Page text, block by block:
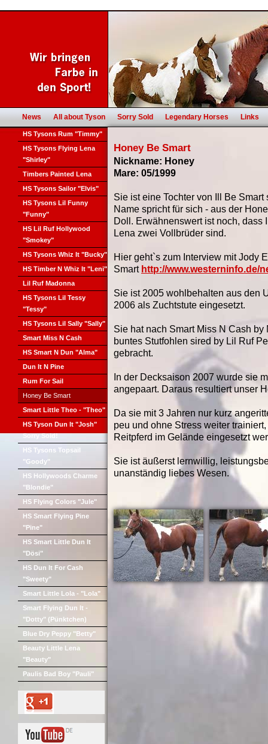
News All about Tyson Sorry Sold Legendary Horses Links
HS Tysons Rum "Timmy"
HS Tysons Flying Lena
"Shirley"
Timbers Painted Lena
HS Tysons Sailor "Elvis"
HS Tysons Lil Funny
"Funny"
HS Lil Ruf Hollywood
"Smokey"
HS Tysons Whiz It "Bucky"
HS Timber N Whiz It "Leni"
Lil Ruf Madonna
HS Tysons Lil Tessy
"Tessy"
HS Tysons Lil Sally "Sally"
Smart Miss N Cash
HS Smart N Dun "Alma"
Dun It N Pine
Rum For Sail
Honey Be Smart
Smart Little Theo - "Theo"
HS Tyson Dun It "Josh"
Sorry Sold!
HS Tysons Topsail
"Goody"
HS Hollywoods Charme
"Blondie"
HS Flying Colors "Jule"
HS Smart Flying Pine
"Pine"
HS Smart Little Dun It
"Dösi"
HS Dun It For Cash
"Sweety"
Smart Little Lola - "Lola"
Smart Flying Dun It -
"Dotty" (Pünktchen)
Blue Dry Peppy "Betty"
Beauty Little Lena
"Beauty"
Paulis Bad Boy "Pauli"
Honey Be Smart
Nickname: Honey
Mare: 05/1999
Sie ist eine Tochter von Ill Be
Name spricht für sich - aus der
Doll. Erwähnenswert ist noch, dass
Lena zwei Vollbrüder sind.
Hier geht`s zum Interview mit Jody
Smart http://www.westerninfo.de/
Sie ist 2005 wohlbehalten aus den
2006 als Zuchtstute eingesetzt.
Sie hat nach Smart Miss N Cash
buntes Stutfohlen sired by Lil Ruf
gebracht.
In der Decksaison 2007 wurde sie
angepaart. Daraus resultiert unser
Da sie mit 3 Jahren nur kurz
peu und ohne Stress weiter
Reitpferd im Gelände eingesetzt
Sie ist äußerst lernwillig,
unanständig liebes Wesen.